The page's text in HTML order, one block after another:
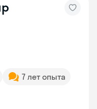
7 лет опыта